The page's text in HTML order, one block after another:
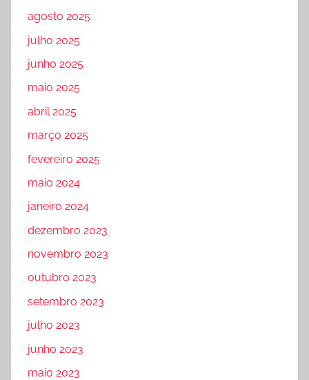
agosto 2025
julho 2025
junho 2025
maio 2025
abril 2025
março 2025
fevereiro 2025
maio 2024
janeiro 2024
dezembro 2023
novembro 2023
outubro 2023
setembro 2023
julho 2023
junho 2023
maio 2023